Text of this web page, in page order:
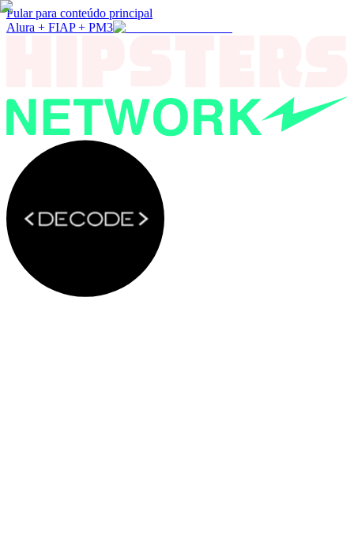
Pular para conteúdo principal
Alura + FIAP + PM3